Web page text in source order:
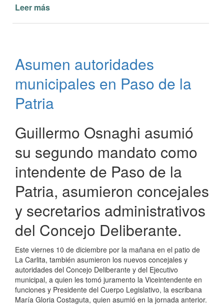
Leer más
la
Patria
abonará
un
plus
Asumen autoridades
municipales en Paso de la
Patria
Guillermo Osnaghi asumió
su segundo mandato como
intendente de Paso de la
Patria, asumieron concejales
y secretarios administrativos
del Concejo Deliberante.
Este viernes 10 de diciembre por la mañana en el patio de
La Carlita, también asumieron los nuevos concejales y
autoridades del Concejo Deliberante y del Ejecutivo
municipal, a quien les tomó juramento la Viceintendente en
funciones y Presidente del Cuerpo Legislativo, la escribana
María Gloria Costaguta, quien asumió en la jornada anterior.